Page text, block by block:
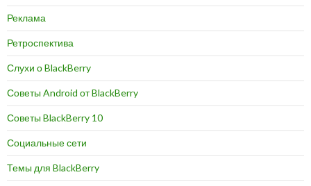
Реклама
Ретроспектива
Слухи о BlackBerry
Советы Android от BlackBerry
Советы BlackBerry 10
Социальные сети
Темы для BlackBerry